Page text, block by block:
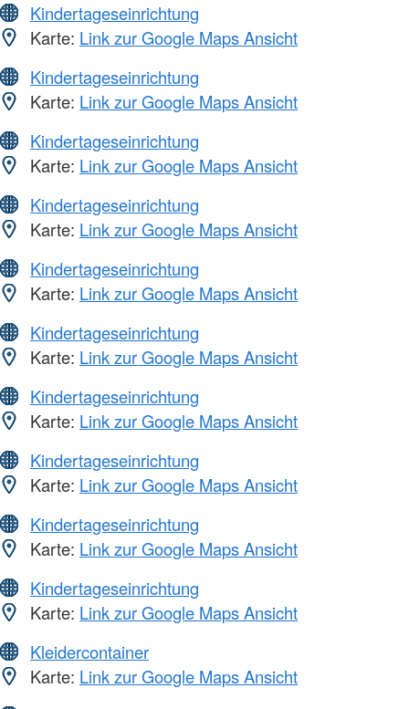
Kindertageseinrichtung
Karte: Link zur Google Maps Ansicht
Kindertageseinrichtung
Karte: Link zur Google Maps Ansicht
Kindertageseinrichtung
Karte: Link zur Google Maps Ansicht
Kindertageseinrichtung
Karte: Link zur Google Maps Ansicht
Kindertageseinrichtung
Karte: Link zur Google Maps Ansicht
Kindertageseinrichtung
Karte: Link zur Google Maps Ansicht
Kindertageseinrichtung
Karte: Link zur Google Maps Ansicht
Kindertageseinrichtung
Karte: Link zur Google Maps Ansicht
Kindertageseinrichtung
Karte: Link zur Google Maps Ansicht
Kindertageseinrichtung
Karte: Link zur Google Maps Ansicht
Kleidercontainer
Karte: Link zur Google Maps Ansicht